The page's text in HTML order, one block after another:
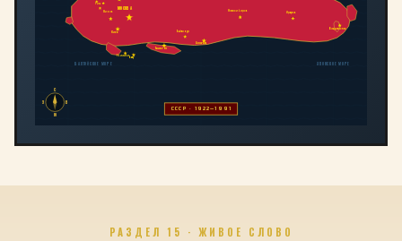
МОСКВА
Киев
Минск
Ташкент
Алма-Ата
Байконур
Новосибирск Иркутск
Владивосток
ТбилисиБаку
Рига
С
Ю
З
В
СССР · 1922—1991
БАЛТИЙСКОЕ МОРЕ ЯПОНСКОЕ МОРЕ
РАЗДЕЛ 15 · ЖИВОЕ СЛОВО